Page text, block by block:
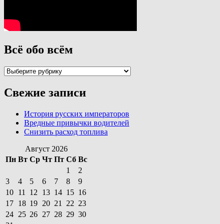
Всё обо всём
Всё
всём
Свежие записи
История русских императоров
Вредные привычки водителей
Снизить расход топлива
Август 2026
Пн Вт Ср Чт Пт Сб Вс
1
2
3
4 5 6 7 8
9
10 11 12 13 14 15 16
17 18 19 20 21 22 23
24 25 26 27 28 29 30